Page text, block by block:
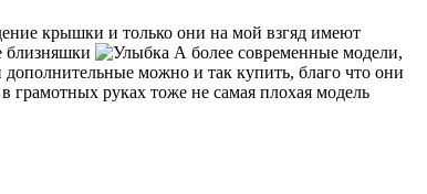
крышки и только они на мой взгяд имеют
близняшки
А более современные модели,
можно и так купить, благо что они
грамотных руках тоже не самая плохая модель